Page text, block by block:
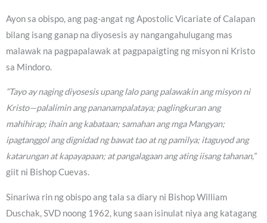
Ayon sa obispo, ang pag-angat ng Apostolic Vicariate of Calapan
bilang isang ganap na diyosesis ay nangangahulugang mas
malawak na pagpapalawak at pagpapaigting ng misyon ni Kristo
sa Mindoro.
“Tayo ay naging diyosesis upang lalo pang palawakin ang misyon ni
Kristo—palalimin ang pananampalataya; paglingkuran ang
mahihirap; ihain ang kabataan; samahan ang mga Mangyan;
ipagtanggol ang dignidad ng bawat tao at ng pamilya; itaguyod ang
katarungan at kapayapaan; at pangalagaan ang ating iisang tahanan,”
giit ni Bishop Cuevas.
Sinariwa rin ng obispo ang tala sa diary ni Bishop William
Duschak, SVD noong 1962, kung saan isinulat niya ang katagang